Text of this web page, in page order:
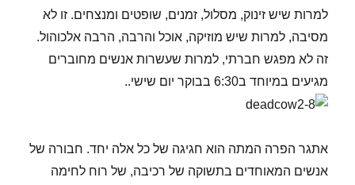
למרות שיש זינוק, מסלול, זמנים, שופטים ומנצחים. זו לא
מסיבה, למרות שיש מוזיקה, אוכל והרבה, הרבה אלכוהול.
זה לא מפגש חברתי, למרות שעשרות אנשים מחוברים
מגיעים במיוחד ב6:30 בבוקר יום שישי..
אתגר הפרה המתה הוא חגיגה של כל אלה יחד. חבורה של
אנשים המאוחדים בתשוקה של רכיבה, של רוח לחימה